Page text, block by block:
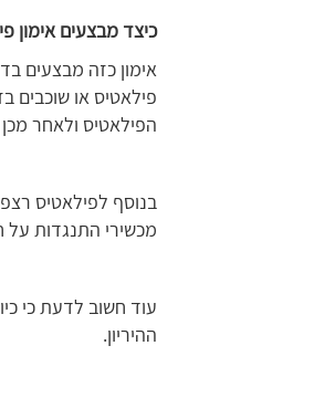
כיצד מבצעים אימון
אימון כזה מבצעים
פילאטיס או שוכבים
הפילאטיס ולאחר
בנוסף לפילאטיס
מכשירי התנגדות על
עוד חשוב לדעת כי
ההיריון.